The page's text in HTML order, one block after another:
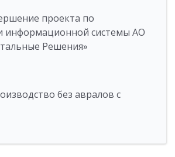
проекта по
информационной системы АО
Решения»
без авралов с